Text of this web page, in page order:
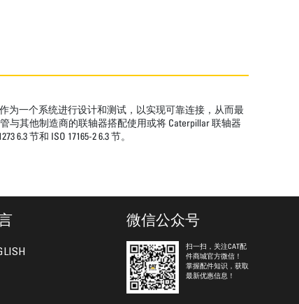
为一个系统进行设计和测试，以实现可靠连接，从而最
与其他制造商的联轴器搭配使用或将 Caterpillar 联轴器
节和 ISO 17165-2 6.3 节。
微信公众号
扫一扫，关注CAT配
件商城官方微信！
掌握配件知识，获取
最新优惠信息！